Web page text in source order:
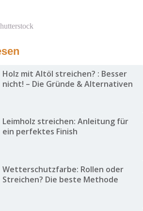
Holz mit Altöl streichen? : Besser
nicht! – Die Gründe & Alternativen
Leimholz streichen: Anleitung für
ein perfektes Finish
Wetterschutzfarbe: Rollen oder
Streichen? Die beste Methode